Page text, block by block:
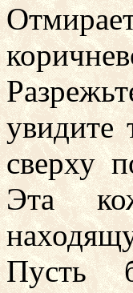
увидите
сверху
Эта
Пусть